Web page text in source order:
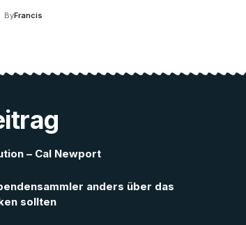
ByFrancis
– Cal Newport
anders über das
sollten